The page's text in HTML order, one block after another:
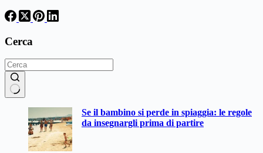
Cerca
Se il bambino si perde in spiaggia: le regole
da insegnargli prima di partire